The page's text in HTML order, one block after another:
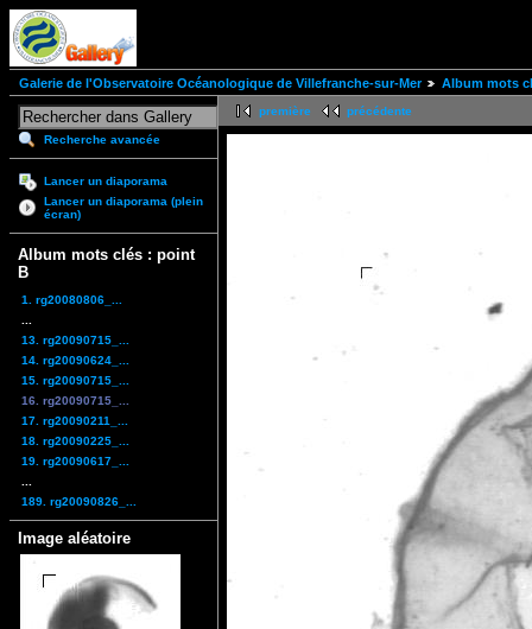
Galerie de l'Observatoire Océanologique de Villefranche-sur-Mer Album mots
Recherche avancée
Lancer un diaporama
Lancer un diaporama (plein
écran)
Album mots clés : point
B
1. rg20080806_...
13. rg20090715_...
14. rg20090624_...
15. rg20090715_...
16. rg20090715_...
17. rg20090211_...
18. rg20090225_...
19. rg20090617_...
189. rg20090826_...
Image aléatoire
première précédente